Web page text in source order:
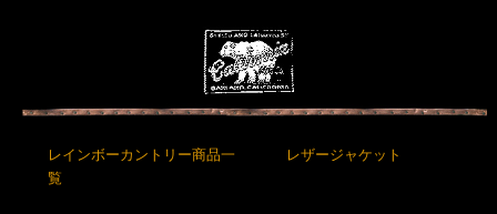
レインボーカントリー商品一
覧
レザージャケット